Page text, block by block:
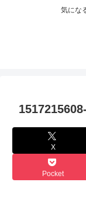
気にな
X
Pocket